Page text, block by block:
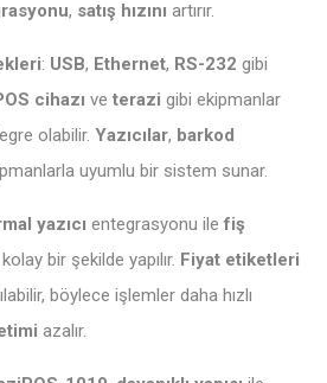
, satış hızını artırır.
: USB, Ethernet, RS-232 gibi
cihazı ve terazi gibi ekipmanlar
olabilir. Yazıcılar, barkod
uyumlu bir sistem sunar.
yazıcı entegrasyonu ilefiş
bir şekilde yapılır. Fiyat etiketleri
böylece işlemler daha hızlı
azalır.